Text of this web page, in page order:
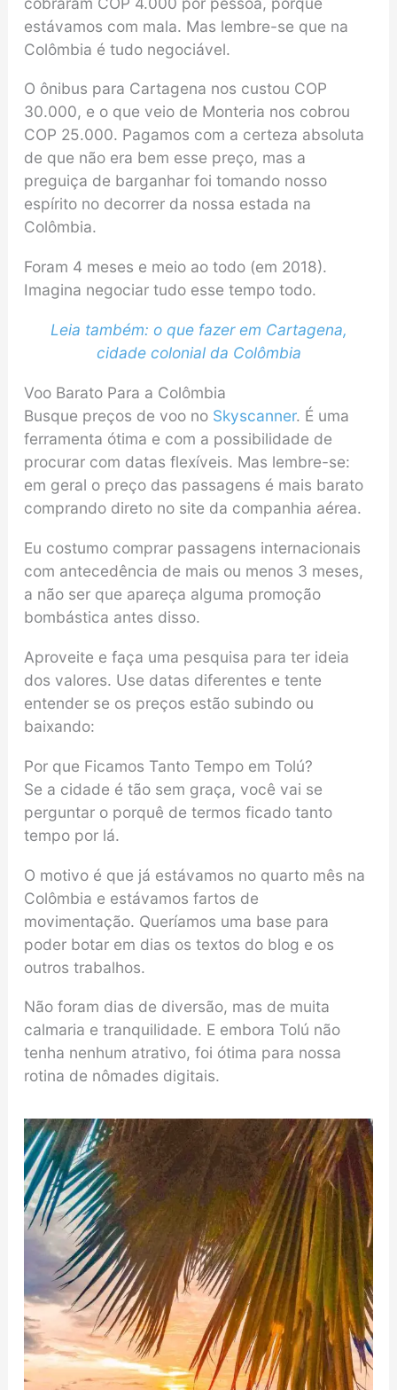
estávamos com mala. Mas lembre-se que na
Colômbia é tudo negociável.
O ônibus para Cartagena nos custou COP
30.000, e o que veio de Monteria nos cobrou
COP 25.000. Pagamos com a certeza absoluta
de que não era bem esse preço, mas a
preguiça de barganhar foi tomando nosso
espírito no decorrer da nossa estada na
Colômbia.
Foram 4 meses e meio ao todo (em 2018).
Imagina negociar tudo esse tempo todo.
Leia também: o que fazer em Cartagena,
cidade colonial da Colômbia
Voo Barato Para a Colômbia
Busque preços de voo no Skyscanner. É uma
ferramenta ótima e com a possibilidade de
procurar com datas flexíveis. Mas lembre-se:
em geral o preço das passagens é mais barato
comprando direto no site da companhia aérea.
Eu costumo comprar passagens internacionais
com antecedência de mais ou menos 3 meses,
a não ser que apareça alguma promoção
bombástica antes disso.
Aproveite e faça uma pesquisa para ter ideia
dos valores. Use datas diferentes e tente
entender se os preços estão subindo ou
baixando:
Por que Ficamos Tanto Tempo em Tolú?
Se a cidade é tão sem graça, você vai se
perguntar o porquê de termos ficado tanto
tempo por lá.
O motivo é que já estávamos no quarto mês na
Colômbia e estávamos fartos de
movimentação. Queríamos uma base para
poder botar em dias os textos do blog e os
outros trabalhos.
Não foram dias de diversão, mas de muita
calmaria e tranquilidade. E embora Tolú não
tenha nenhum atrativo, foi ótima para nossa
rotina de nômades digitais.